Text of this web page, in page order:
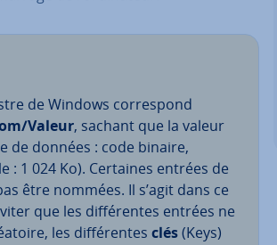
de Windows cor­res­pond
Valeur, sachant que la valeur
de données : code binaire,
1 024 Ko). Certaines entrées de
être nommées. Il s’agit dans ce
que les dif­fé­rentes entrées ne
les dif­fé­rentes clés(Keys)